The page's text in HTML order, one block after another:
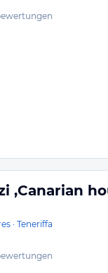
,Canarian
· Teneriffa